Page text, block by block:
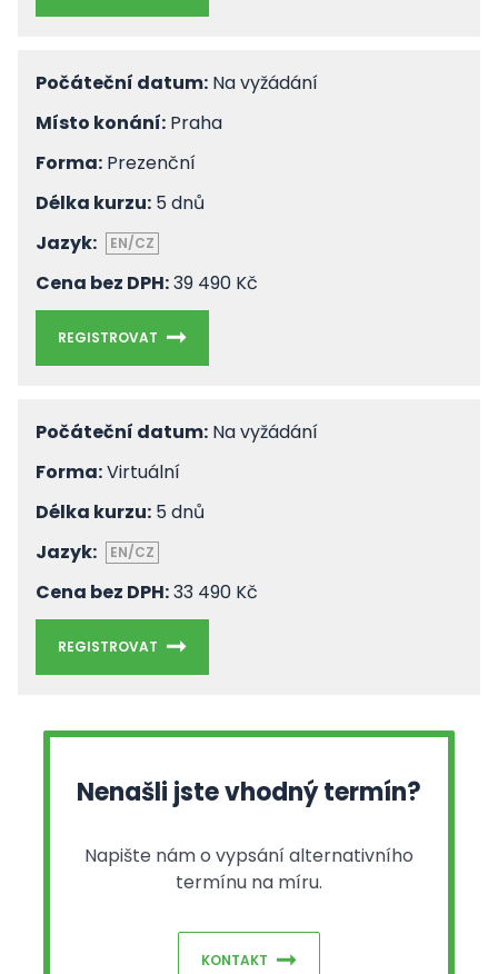
Počáteční datum: Na vyžádání
Místo konání: Praha
Forma: Prezenční
Délka kurzu: 5 dnů
Jazyk:
EN/CZ
Cena bez DPH:39 490 Kč
REGISTROVAT
Počáteční datum: Na vyžádání
Forma:Virtuální
Délka kurzu: 5 dnů
Jazyk:
EN/CZ
Cena bez DPH:33 490 Kč
REGISTROVAT
Nenašli jste vhodný termín?
Napište nám o vypsání alternativního
termínu na míru.
KONTAKT